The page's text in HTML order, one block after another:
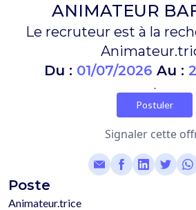
ANIMATEUR
Le recruteur est à la
Du : 01/07/2026 Au :
.
Postuler
Signaler cette
Poste
Animateur.trice